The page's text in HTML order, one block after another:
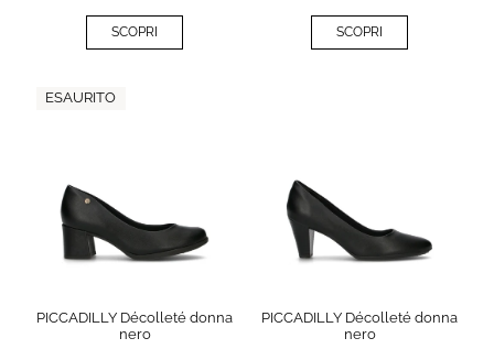
SCOPRI SCOPRI
ESAURITO
PICCADILLY Décolleté donna
nero
PICCADILLY Décolleté donna
nero